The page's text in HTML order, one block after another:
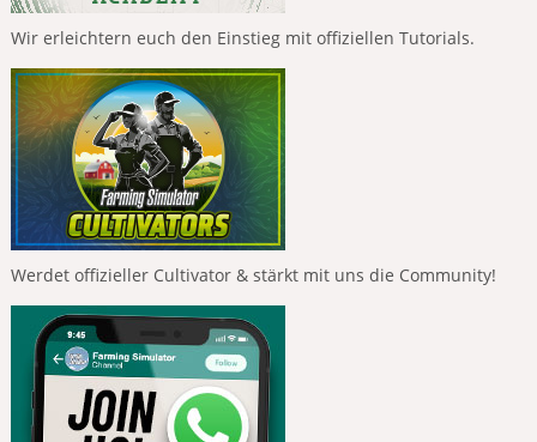
Wir erleichtern euch den Einstieg mit offiziellen Tutorials.
Werdet offizieller Cultivator & stärkt mit uns die Community!